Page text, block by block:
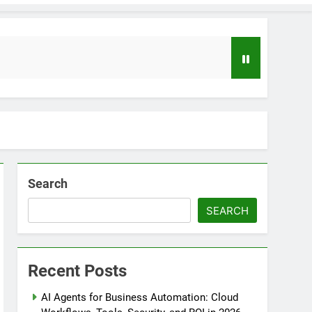
Search
SEARCH
Recent Posts
AI Agents for Business Automation: Cloud